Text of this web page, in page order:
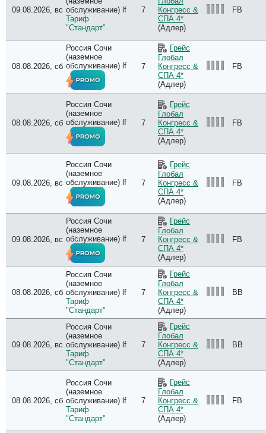
09.08.2026, вс обслуживание) lf
Тариф
"Стандарт"
7
Конгресс &
СПА 4*
(Адлер)
FB
08.08.2026, сб
Россия Сочи
(наземное
обслуживание) lf
7
Грейс
Глобал
Конгресс &
СПА 4*
(Адлер)
FB
08.08.2026, сб
Россия Сочи
(наземное
обслуживание) lf
7
Грейс
Глобал
Конгресс &
СПА 4*
(Адлер)
FB
09.08.2026, вс
Россия Сочи
(наземное
обслуживание) lf
7
Грейс
Глобал
Конгресс &
СПА 4*
(Адлер)
FB
09.08.2026, вс
Россия Сочи
(наземное
обслуживание) lf
7
Грейс
Глобал
Конгресс &
СПА 4*
(Адлер)
FB
08.08.2026, сб
Россия Сочи
(наземное
обслуживание) lf
Тариф
"Стандарт"
7
Грейс
Глобал
Конгресс &
СПА 4*
(Адлер)
BB
09.08.2026, вс
Россия Сочи
(наземное
обслуживание) lf
Тариф
"Стандарт"
7
Грейс
Глобал
Конгресс &
СПА 4*
(Адлер)
BB
08.08.2026, сб
Россия Сочи
(наземное
обслуживание) lf
Тариф
"Стандарт"
7
Грейс
Глобал
Конгресс &
СПА 4*
(Адлер)
FB